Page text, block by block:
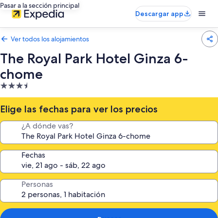
Pasar a la sección principal
Descargar app
Ver todos los alojamientos
The Royal Park Hotel Ginza 6-
chome
Alojamiento
de
3.5 estrellas
Elige las fechas para ver los precios
¿A dónde vas?
Fechas
Personas